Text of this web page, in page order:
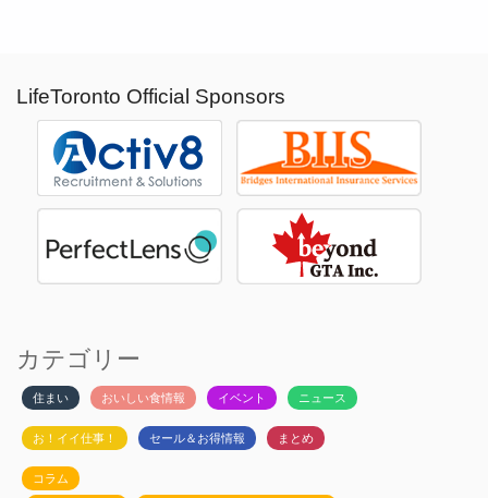
LifeToronto Official Sponsors
カテゴリー
住まい おいしい食情報 イベント ニュース
お！イイ仕事！ セール＆お得情報 まとめ
コラム